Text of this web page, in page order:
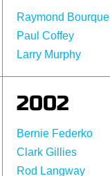
Raymond Bourque
Paul Coffey
Larry Murphy
2002
Bernie Federko
Clark Gillies
Rod Langway